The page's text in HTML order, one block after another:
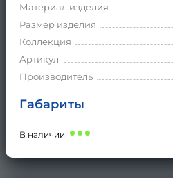
Материал изделия
Размер изделия
Коллекция
Артикул
Производитель
Габариты
В наличии